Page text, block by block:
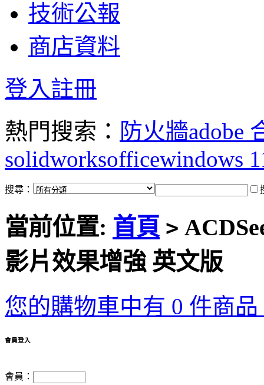
技術公報
商店資料
登入註冊
熱門搜索： 防火牆adobe
solidworksofficewindows
搜尋：
當前位置: 首頁 >
影片效果增強 英文版
您的購物車中有 0 件商
會員登入
會員：